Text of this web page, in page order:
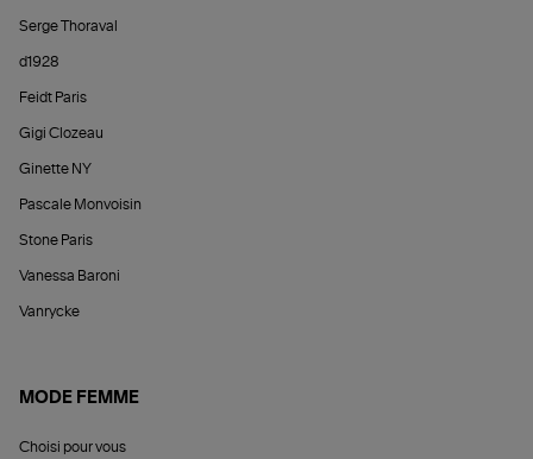
Serge Thoraval
d1928
Feidt Paris
Gigi Clozeau
Ginette NY
Pascale Monvoisin
Stone Paris
Vanessa Baroni
Vanrycke
MODE FEMME
Choisi pour vous